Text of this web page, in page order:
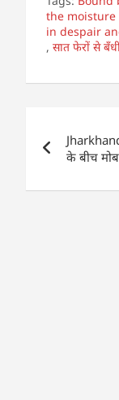
at
s
p
c
the moisture
in despair
, सात फेरों से
के बीच